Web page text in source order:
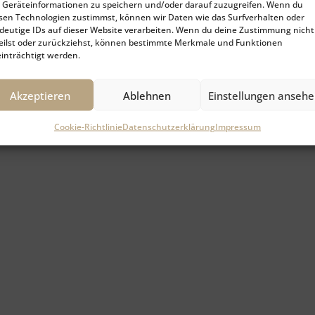
Geräteinformationen zu speichern und/oder darauf zuzugreifen. Wenn du
Technologien zustimmst, können wir Daten wie das Surfverhalten oder
IDs auf dieser Website verarbeiten. Wenn du deine Zustimmung nicht
oder zurückziehst, können bestimmte Merkmale und Funktionen
werden.
Akzeptieren Ablehnen Einstellungen
Cookie-RichtlinieDatenschutzerklärungImpressum